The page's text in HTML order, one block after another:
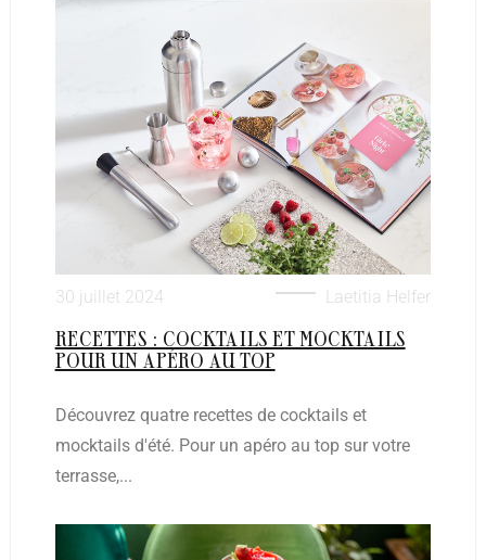
30 juillet 2024 Laetitia Helfer
RECETTES : COCKTAILS ET MOCKTAILS
POUR UN APÉRO AU TOP
Découvrez quatre recettes de cocktails et
mocktails d'été. Pour un apéro au top sur votre
terrasse,...